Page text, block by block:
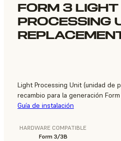
FORM 3 LIGHT
PROCESSING
Light Processing Unit (unidad de
recambio para la generación
Guía de instalación
HARDWARE COMPATIBLE
Form 3/3B